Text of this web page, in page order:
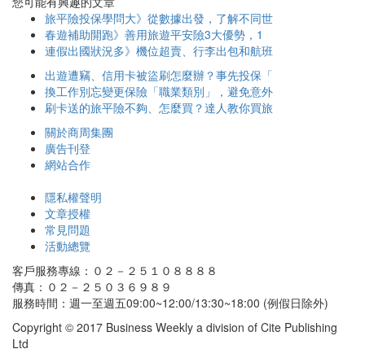
旅平險投保學問大》從數據出發，了解不同世
春遊補助開跑》善用旅遊平安險3大優勢，1
連假出國狀況多》機位超賣、行李出包和航班
出遊遭竊、信用卡被盜刷怎麼辦？事先投保「
換工作別忘變更保險「職業類別」，避免意外
刷卡送的旅平險不夠、怎麼買？達人教你買旅
關於商周集團
廣告刊登
網站合作
隱私權聲明
文章授權
常見問題
活動總覽
客戶服務專線：０２－２５１０８８８８
傳真：０２－２５０３６９８９
服務時間：週一至週五09:00~12:00/13:30~18:00 (例假日除外)
Copyright © 2017 Business Weekly a division of Cite Publishing
Ltd